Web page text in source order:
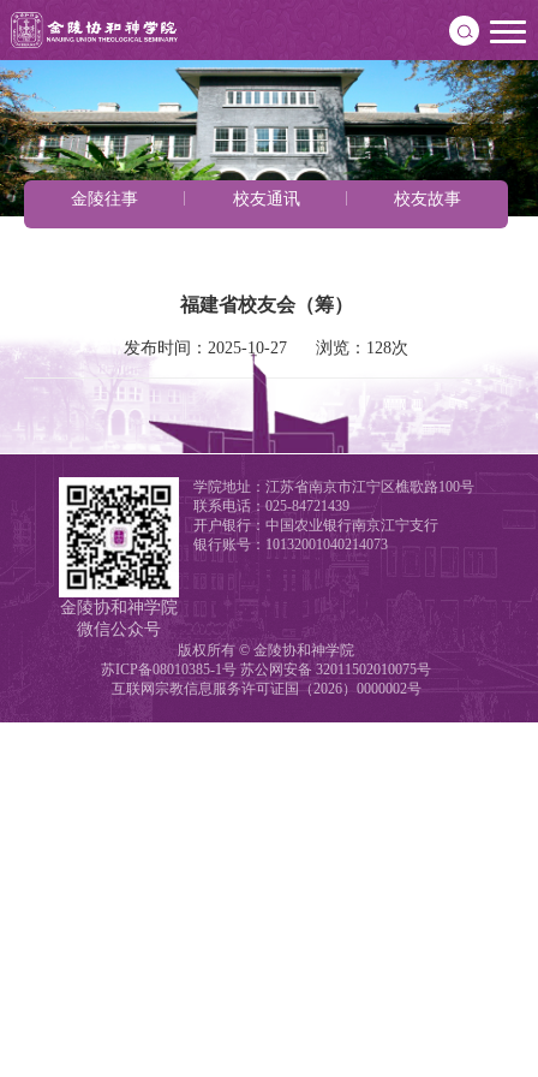
金陵往事 校友通讯 校友故事
福建省校友会（筹）
发布时间：2025-10-27      浏览：128次
金陵协和神学院
微信公众号
学院地址：江苏省南京市江宁区樵歌路100号
联系电话：025-84721439
开户银行：中国农业银行南京江宁支行
银行账号：10132001040214073
版权所有 © 金陵协和神学院
苏ICP备08010385-1号 苏公网安备 32011502010075号
互联网宗教信息服务许可证国（2026）0000002号